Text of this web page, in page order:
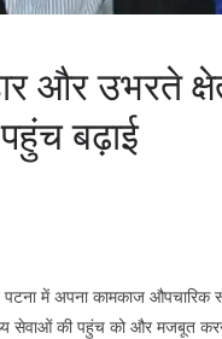
और उभरते
बढ़ाई
ने पटना में अपना कामकाज
सेवाओं की पहुंच को और मजबूत